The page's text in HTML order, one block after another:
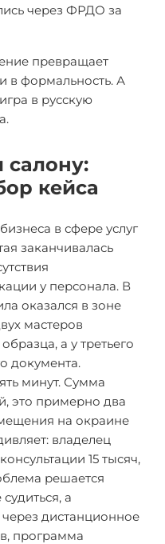
через ФРДО за
превращает
в формальность. А
в русскую
кейса
в сфере услуг
заканчивалась
у персонала. В
оказался в зоне
мастеров
а у третьего
документа.
минут. Сумма
это примерно два
на окраине
владелец
15 тысяч,
решается
а
через дистанционное
программа